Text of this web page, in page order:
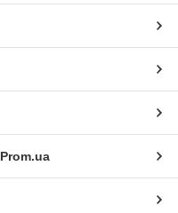
Prom.ua